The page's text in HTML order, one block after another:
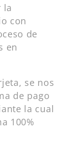
la
con
de
en
se nos
de pago
la cual
100%